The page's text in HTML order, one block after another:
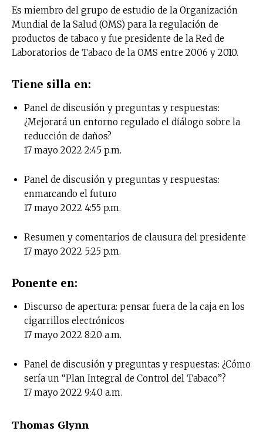
Es miembro del grupo de estudio de la Organización
Mundial de la Salud (OMS) para la regulación de
productos de tabaco y fue presidente de la Red de
Laboratorios de Tabaco de la OMS entre 2006 y 2010.
Tiene silla en:
Panel de discusión y preguntas y respuestas:
¿Mejorará un entorno regulado el diálogo sobre la
reducción de daños?
17 mayo 2022 2:45 p.m.
Panel de discusión y preguntas y respuestas:
enmarcando el futuro
17 mayo 2022 4:55 p.m.
Resumen y comentarios de clausura del presidente
17 mayo 2022 5:25 p.m.
Ponente en:
Discurso de apertura: pensar fuera de la caja en los
cigarrillos electrónicos
17 mayo 2022 8:20 a.m.
Panel de discusión y preguntas y respuestas: ¿Cómo
sería un “Plan Integral de Control del Tabaco”?
17 mayo 2022 9:40 a.m.
Thomas Glynn